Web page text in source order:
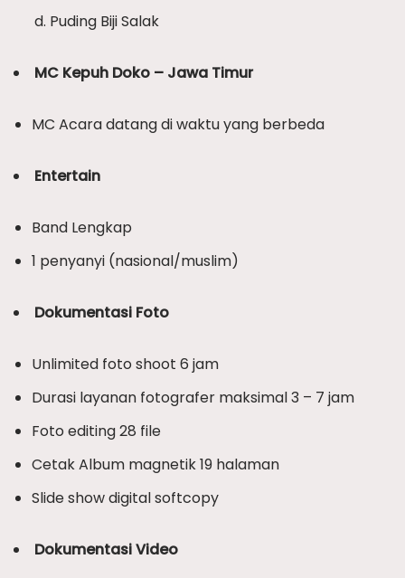
Puding Biji Salak
MC Kepuh Doko – Jawa Timur
MC Acara datang di waktu yang berbeda
Entertain
Band Lengkap
1 penyanyi (nasional/muslim)
Dokumentasi Foto
Unlimited foto shoot 6 jam
Durasi layanan fotografer maksimal 3 – 7 jam
Foto editing 28 file
Cetak Album magnetik 19 halaman
Slide show digital softcopy
Dokumentasi Video